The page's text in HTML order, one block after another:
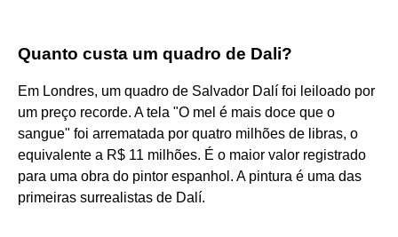
Quanto custa um quadro de Dali?
Em Londres, um quadro de Salvador Dalí foi leiloado por
um preço recorde. A tela "O mel é mais doce que o
sangue" foi arrematada por quatro milhões de libras, o
equivalente a R$ 11 milhões. É o maior valor registrado
para uma obra do pintor espanhol. A pintura é uma das
primeiras surrealistas de Dalí.